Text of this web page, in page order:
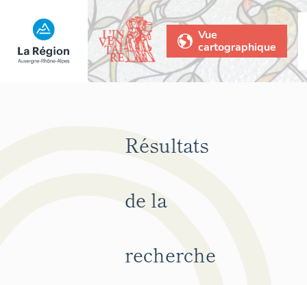
Vue
cartographique
Résultats
de la
recherche